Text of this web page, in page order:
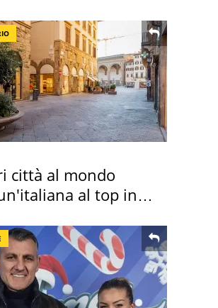
città al mondo
al top in